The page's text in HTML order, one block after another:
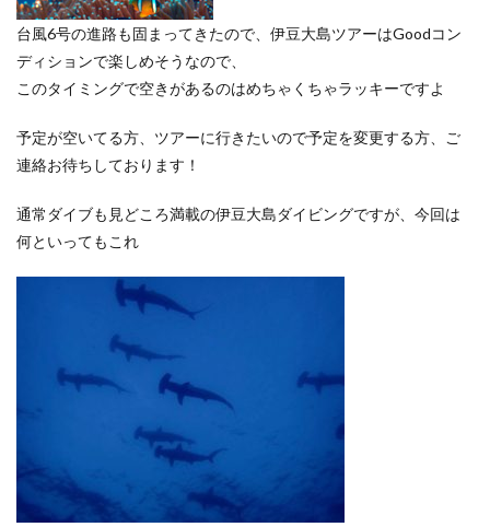
台風6号の進路も固まってきたので、伊豆大島ツアーはGoodコン
ディションで楽しめそうなので、
このタイミングで空きがあるのはめちゃくちゃラッキーですよ
予定が空いてる方、ツアーに行きたいので予定を変更する方、ご
連絡お待ちしております！
通常ダイブも見どころ満載の伊豆大島ダイビングですが、今回は
何といってもこれ